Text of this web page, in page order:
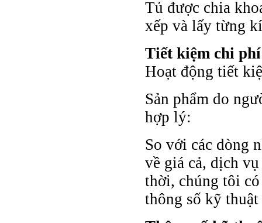
Tủ được chia
xếp và lấy từng
Tiết kiệm chi
Hoạt động tiết
Sản phẩm do
hợp lý:
So với các dòng
về giá cả, dịch
thời, chúng tôi
thông số kỹ thuật